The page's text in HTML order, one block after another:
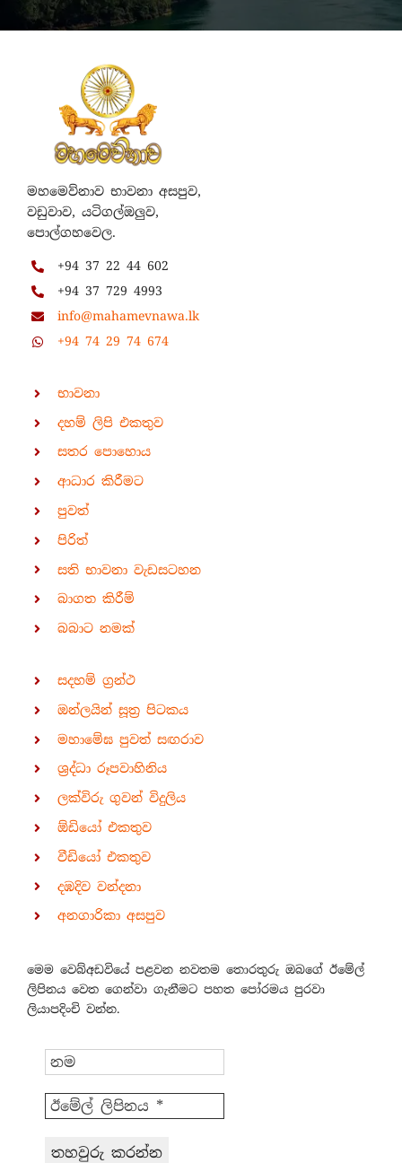
මහමෙව්නාව භාවනා අසපුව,
වඩුවාව, යටිගල්ඔලුව,
පොල්ගහවෙල.
+94 37 22 44 602
+94 37 729 4993
info@mahamevnawa.lk
+94 74 29 74 674
භාවනා
දහම් ලිපි එකතුව
සතර පොහොය
ආධාර කිරීමට
පුවත්
පිරිත්
සති භාවනා වැඩසටහන
බාගත කිරීම්
බබාට නමක්
සදහම් ග්‍රන්ථ
ඔන්ලයින් සූත්‍ර පිටකය
මහාමේඝ පුවත් සඟරාව
ශ්‍රද්ධා රූපවාහිනිය
ලක්විරු ගුවන් විදුලිය
ඕඩියෝ එකතුව
වීඩියෝ එකතුව
දඹදිව වන්දනා
අනගාරිකා අසපුව
මෙම වෙබ්අඩවියේ පළවන නවතම තොරතුරු ඔබගේ ඊමේල්
ලිපිනය වෙත ගෙන්වා ගැනීමට පහත පෝරමය පුරවා
ලියාපදිංචි වන්න.